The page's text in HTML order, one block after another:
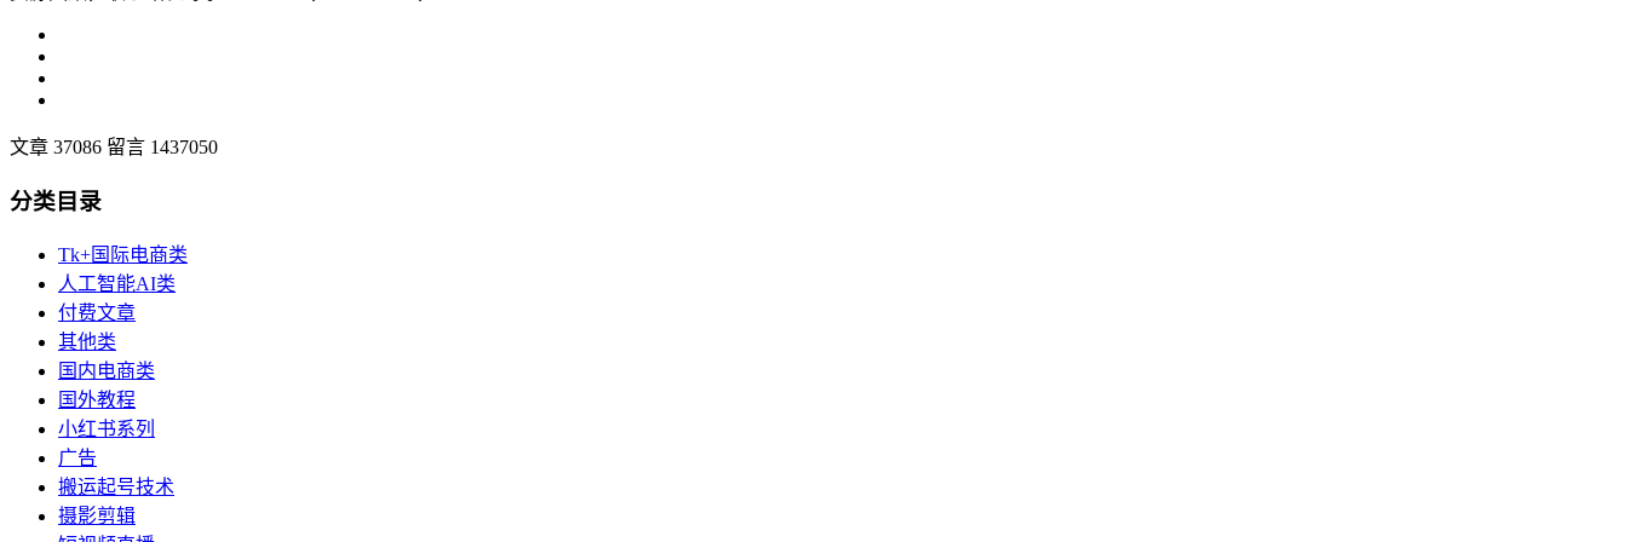
文章 37086 留言 1437050
分类目录
Tk+国际电商类
人工智能AI类
付费文章
其他类
国内电商类
国外教程
小红书系列
广告
搬运起号技术
摄影剪辑